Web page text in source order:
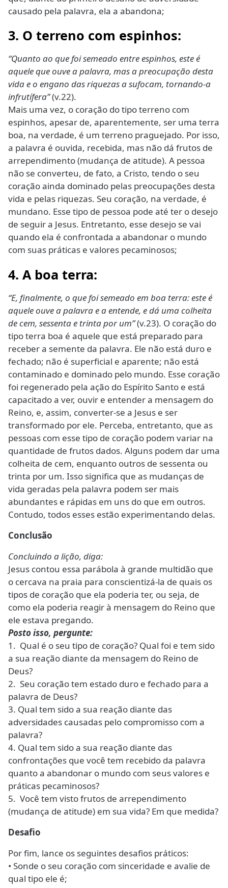
causado pela palavra, ela a abandona;
3. O terreno com espinhos:
“Quanto ao que foi semeado entre espinhos, este é
aquele que ouve a palavra, mas a preocupação desta
vida e o engano das riquezas a sufocam, tornando-a
infrutífera”(v.22).
Mais uma vez, o coração do tipo terreno com
espinhos, apesar de, aparentemente, ser uma terra
boa, na verdade, é um terreno praguejado. Por isso,
a palavra é ouvida, recebida, mas não dá frutos de
arrependimento (mudança de atitude). A pessoa
não se converteu, de fato, a Cristo, tendo o seu
coração ainda dominado pelas preocupações desta
vida e pelas riquezas. Seu coração, na verdade, é
mundano. Esse tipo de pessoa pode até ter o desejo
de seguir a Jesus. Entretanto, esse desejo se vai
quando ela é confrontada a abandonar o mundo
com suas práticas e valores pecaminosos;
4. A boa terra:
“E, finalmente, o que foi semeado em boa terra: este é
aquele ouve a palavra e a entende, e dá uma colheita
de cem, sessenta e trinta por um”(v.23). O coração do
tipo terra boa é aquele que está preparado para
receber a semente da palavra. Ele não está duro e
fechado; não é superficial e aparente; não está
contaminado e dominado pelo mundo. Esse coração
foi regenerado pela ação do Espírito Santo e está
capacitado a ver, ouvir e entender a mensagem do
Reino, e, assim, converter-se a Jesus e ser
transformado por ele. Perceba, entretanto, que as
pessoas com esse tipo de coração podem variar na
quantidade de frutos dados. Alguns podem dar uma
colheita de cem, enquanto outros de sessenta ou
trinta por um. Isso significa que as mudanças de
vida geradas pela palavra podem ser mais
abundantes e rápidas em uns do que em outros.
Contudo, todos esses estão experimentando delas.
Conclusão
Concluindo a lição, diga:
Jesus contou essa parábola à grande multidão que
o cercava na praia para conscientizá-la de quais os
tipos de coração que ela poderia ter, ou seja, de
como ela poderia reagir à mensagem do Reino que
ele estava pregando.
Posto isso, pergunte:
1. Qual é o seu tipo de coração? Qual foi e tem sido
a sua reação diante da mensagem do Reino de
Deus?
2. Seu coração tem estado duro e fechado para a
palavra de Deus?
3. Qual tem sido a sua reação diante das
adversidades causadas pelo compromisso com a
palavra?
4. Qual tem sido a sua reação diante das
confrontações que você tem recebido da palavra
quanto a abandonar o mundo com seus valores e
práticas pecaminosos?
5. Você tem visto frutos de arrependimento
(mudança de atitude) em sua vida? Em que medida?
Desafio
Por fim, lance os seguintes desafios práticos:
• Sonde o seu coração com sinceridade e avalie de
qual tipo ele é;